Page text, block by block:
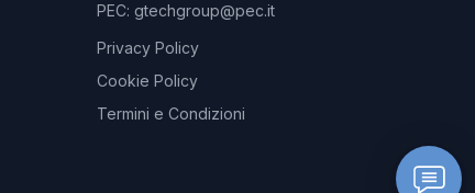
PEC: gtechgroup@pec.it
Privacy Policy
Cookie Policy
Termini e Condizioni